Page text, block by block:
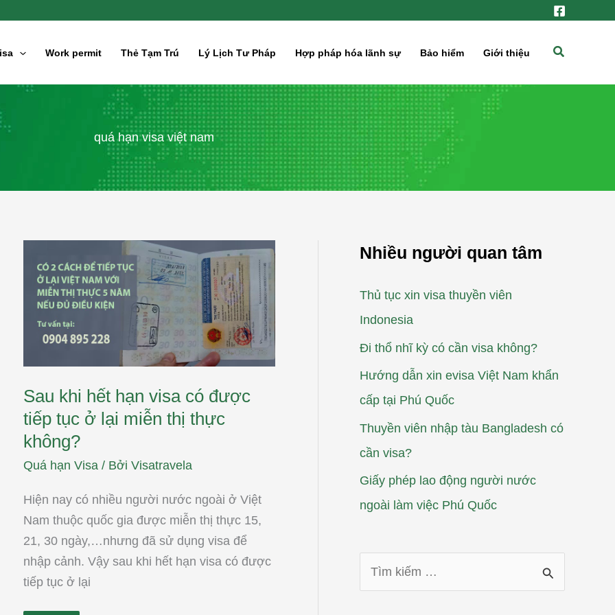
Work permit Thẻ Tạm Trú Lý Lịch Tư Pháp Hợp pháp hóa lãnh sự Bảo hiểm Giới thiệu
Tìm
quá hạn visa việt nam
Sau khi hết hạn visa có được
tiếp tục ở lại miễn thị thực
không?
Quá hạn Visa/ Bởi Visatravela
Hiện nay có nhiều người nước ngoài ở Việt
Nam thuộc quốc gia được miễn thị thực 15,
21, 30 ngày,…nhưng đã sử dụng visa để
nhập cảnh. Vậy sau khi hết hạn visa có được
tiếp tục ở lại
hết
hạn
visa
có
được
tiếp
ở
miễn
không?
Nhiều người quan tâm
Thủ tục xin visa thuyền viên
Indonesia
Đi thổ nhĩ kỳ có cần visa không?
Hướng dẫn xin evisa Việt Nam khẩn
cấp tại Phú Quốc
Thuyền viên nhập tàu Bangladesh có
cần visa?
Giấy phép lao động người nước
ngoài làm việc Phú Quốc